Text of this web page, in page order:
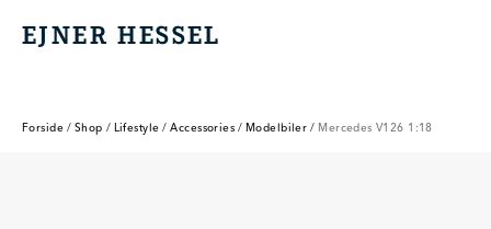
EJNER HESSEL
EJNER HESSEL
Forside / Shop / Lifestyle / Accessories / Modelbiler / Mercedes V126 1:18